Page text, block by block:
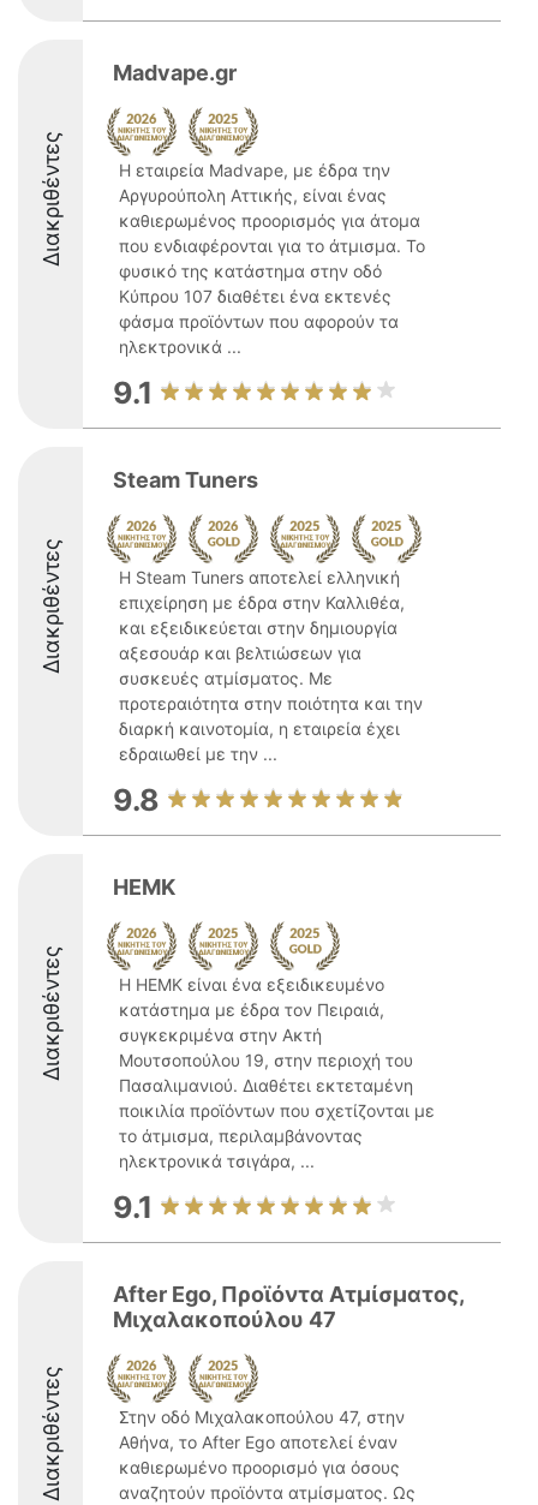
Διακριθέντες
Madvape.gr
Η εταιρεία Madvape, με έδρα την
Αργυρούπολη Αττικής, είναι ένας
καθιερωμένος προορισμός για άτομα
που ενδιαφέρονται για το άτμισμα. Το
φυσικό της κατάστημα στην οδό
Κύπρου 107 διαθέτει ένα εκτενές
φάσμα προϊόντων που αφορούν τα
ηλεκτρονικά ...
9.1
Διακριθέντες
Steam Tuners
Η Steam Tuners αποτελεί ελληνική
επιχείρηση με έδρα στην Καλλιθέα,
και εξειδικεύεται στην δημιουργία
αξεσουάρ και βελτιώσεων για
συσκευές ατμίσματος. Με
προτεραιότητα στην ποιότητα και την
διαρκή καινοτομία, η εταιρεία έχει
εδραιωθεί με την ...
9.8
Διακριθέντες
HEMK
Η HEMK είναι ένα εξειδικευμένο
κατάστημα με έδρα τον Πειραιά,
συγκεκριμένα στην Ακτή
Μουτσοπούλου 19, στην περιοχή του
Πασαλιμανιού. Διαθέτει εκτεταμένη
ποικιλία προϊόντων που σχετίζονται με
το άτμισμα, περιλαμβάνοντας
ηλεκτρονικά τσιγάρα, ...
9.1
Διακριθέντες
After Ego, Προϊόντα Ατμίσματος,
Μιχαλακοπούλου 47
Στην οδό Μιχαλακοπούλου 47, στην
Αθήνα, το After Ego αποτελεί έναν
καθιερωμένο προορισμό για όσους
αναζητούν προϊόντα ατμίσματος. Ως